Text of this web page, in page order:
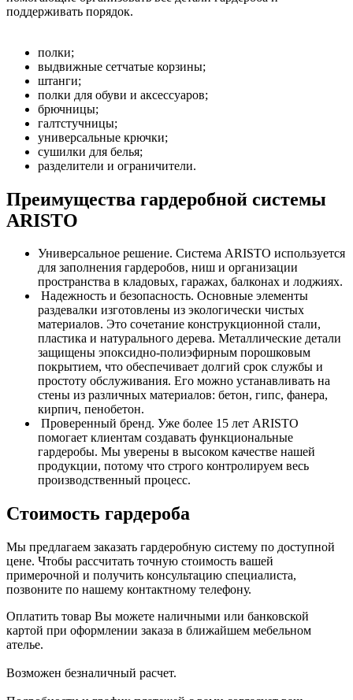
поддерживать порядок.
полки;
выдвижные сетчатые корзины;
штанги;
полки для обуви и аксессуаров;
брючницы;
галтстучницы;
универсальные крючки;
сушилки для белья;
разделители и ограничители.
Преимущества гардеробной системы
ARISTO
Универсальное решение. Система ARISTO используется
для заполнения гардеробов, ниш и организации
пространства в кладовых, гаражах, балконах и лоджиях.
Надежность и безопасность. Основные элементы
раздевалки изготовлены из экологически чистых
материалов. Это сочетание конструкционной стали,
пластика и натурального дерева. Металлические детали
защищены эпоксидно-полиэфирным порошковым
покрытием, что обеспечивает долгий срок службы и
простоту обслуживания. Его можно устанавливать на
стены из различных материалов: бетон, гипс, фанера,
кирпич, пенобетон.
Проверенный бренд. Уже более 15 лет ARISTO
помогает клиентам создавать функциональные
гардеробы. Мы уверены в высоком качестве нашей
продукции, потому что строго контролируем весь
производственный процесс.
Стоимость гардероба
Мы предлагаем заказать гардеробную систему по доступной
цене. Чтобы рассчитать точную стоимость вашей
примерочной и получить консультацию специалиста,
позвоните по нашему контактному телефону.
Оплатить товар Вы можете наличными или банковской
картой при оформлении заказа в ближайшем мебельном
ателье.
Возможен безналичный расчет.